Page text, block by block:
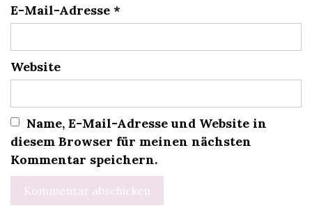
E-Mail-Adresse *
Website
Name, E-Mail-Adresse und Website in
diesem Browser für meinen nächsten
Kommentar speichern.